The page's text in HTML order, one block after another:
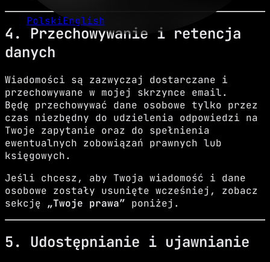
PolskiEnglish
4. Przechowywanie i retencja
danych
Wiadomości są zazwyczaj dostarczane i
przechowywane w mojej skrzynce email.
Będę przechowywać dane osobowe tylko przez
czas niezbędny do udzielenia odpowiedzi na
Twoje zapytanie oraz do spełnienia
ewentualnych zobowiązań prawnych lub
księgowych.
Jeśli chcesz, aby Twoja wiadomość i dane
osobowe zostały usunięte wcześniej, zobacz
sekcję „Twoje prawa” poniżej.
5. Udostępnianie i ujawnianie